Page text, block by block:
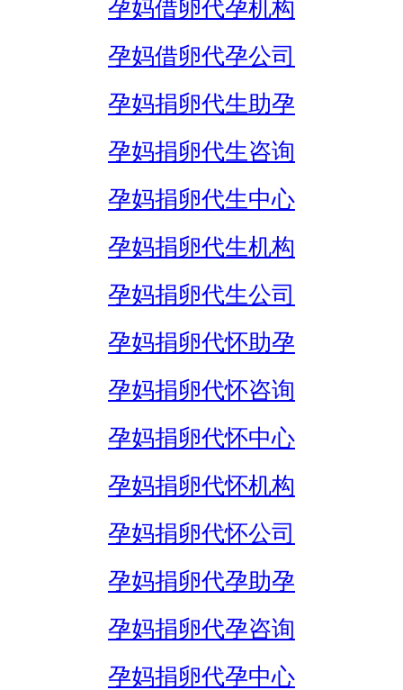
孕妈借卵代孕机构
孕妈借卵代孕公司
孕妈捐卵代生助孕
孕妈捐卵代生咨询
孕妈捐卵代生中心
孕妈捐卵代生机构
孕妈捐卵代生公司
孕妈捐卵代怀助孕
孕妈捐卵代怀咨询
孕妈捐卵代怀中心
孕妈捐卵代怀机构
孕妈捐卵代怀公司
孕妈捐卵代孕助孕
孕妈捐卵代孕咨询
孕妈捐卵代孕中心